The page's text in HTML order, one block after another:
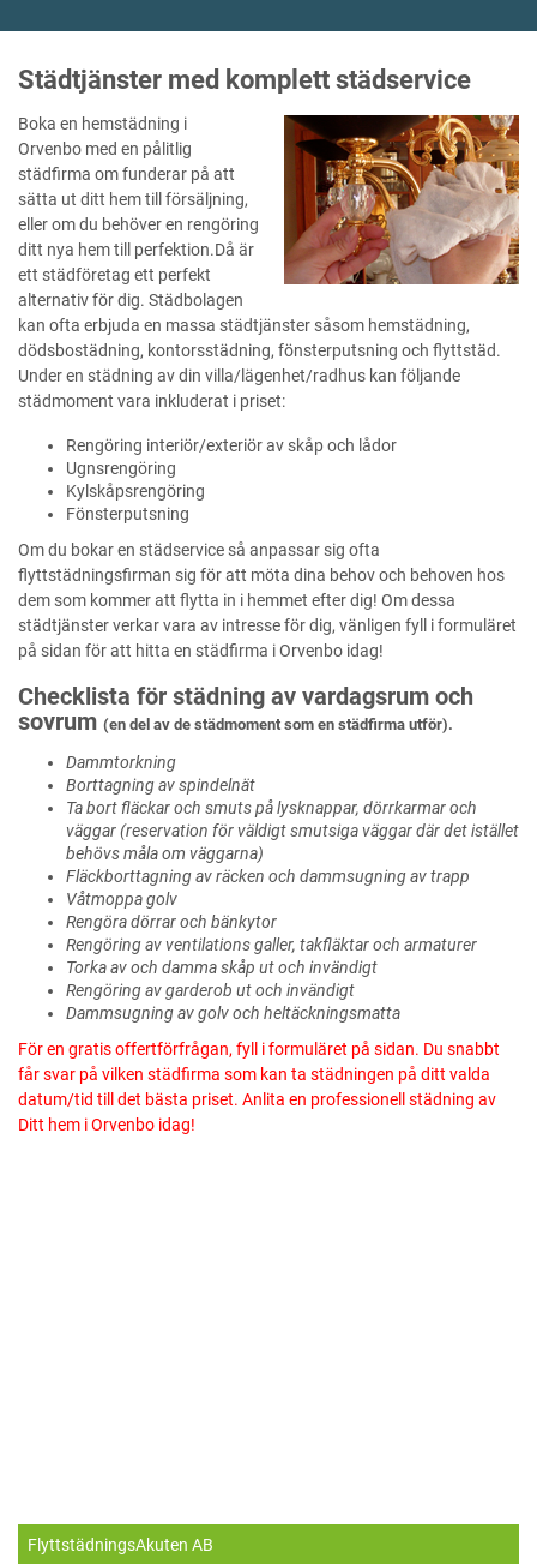
Städtjänster med komplett städservice
Boka en hemstädning i
Orvenbo med en pålitlig
städfirma om funderar på att
sätta ut ditt hem till försäljning,
eller om du behöver en rengöring
ditt nya hem till perfektion.Då är
ett städföretag ett perfekt
alternativ för dig. Städbolagen
kan ofta erbjuda en massa städtjänster såsom hemstädning,
dödsbostädning, kontorsstädning, fönsterputsning och flyttstäd.
Under en städning av din villa/lägenhet/radhus kan följande
städmoment vara inkluderat i priset:
Rengöring interiör/exteriör av skåp och lådor
Ugnsrengöring
Kylskåpsrengöring
Fönsterputsning
Om du bokar en städservice så anpassar sig ofta
flyttstädningsfirman sig för att möta dina behov och behoven hos
dem som kommer att flytta in i hemmet efter dig! Om dessa
städtjänster verkar vara av intresse för dig, vänligen fyll i formuläret
på sidan för att hitta en städfirma i Orvenbo idag!
Checklista för städning av vardagsrum och
sovrum (en del av de städmoment som en städfirma utför).
Dammtorkning
Borttagning av spindelnät
Ta bort fläckar och smuts på lysknappar, dörrkarmar och
väggar (reservation för väldigt smutsiga väggar där det istället
behövs måla om väggarna)
Fläckborttagning av räcken och dammsugning av trapp
Våtmoppa golv
Rengöra dörrar och bänkytor
Rengöring av ventilations galler, takfläktar och armaturer
Torka av och damma skåp ut och invändigt
Rengöring av garderob ut och invändigt
Dammsugning av golv och heltäckningsmatta
För en gratis offertförfrågan, fyll i formuläret på sidan. Du snabbt
får svar på vilken städfirma som kan ta städningen på ditt valda
datum/tid till det bästa priset. Anlita en professionell städning av
Ditt hem i Orvenbo idag!
FlyttstädningsAkuten AB